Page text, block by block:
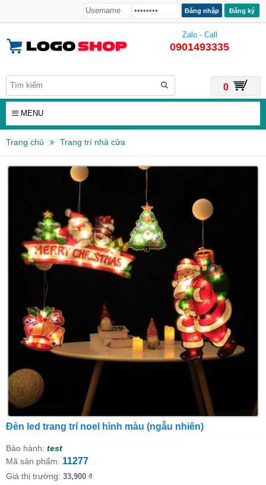
Đăng ký
Zalo - Call
0901493335
0
MENU
Trang chủ Trang trí nhà cửa
Đèn led trang trí noel hình màu (ngẫu nhiên)
Bảo hành: test
Mã sản phẩm: 11277
Giá thị trường: 33,900 ₫